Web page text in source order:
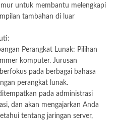
untuk membantu melengkapi
tambahan di luar
Perangkat Lunak: Pilihan
komputer. Jurusan
pada berbagai bahasa
perangkat lunak.
pada administrasi
dan akan mengajarkan Anda
tentang jaringan server,